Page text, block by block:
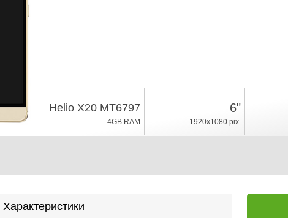
Helio X20 MT6797
4GB RAM
6"
1920x1080 pix.
Характеристики